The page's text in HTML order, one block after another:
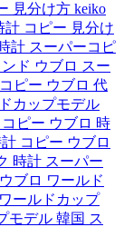
見分け方 keiko
計 コピー 見分け
計 スーパーコピ
ド ウブロ スー
ピー ウブロ 代
カップモデル
ピー ウブロ 時
コピー ウブロ
時計 スーパー
ブロ ワールド
ールドカップ
モデル 韓国 ス